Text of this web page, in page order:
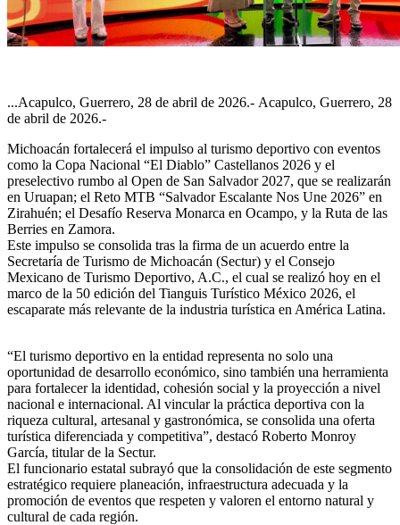
...Acapulco, Guerrero, 28 de abril de 2026.- Acapulco, Guerrero, 28
de abril de 2026.-
Michoacán fortalecerá el impulso al turismo deportivo con eventos
como la Copa Nacional “El Diablo” Castellanos 2026 y el
preselectivo rumbo al Open de San Salvador 2027, que se realizarán
en Uruapan; el Reto MTB “Salvador Escalante Nos Une 2026” en
Zirahuén; el Desafío Reserva Monarca en Ocampo, y la Ruta de las
Berries en Zamora.
Este impulso se consolida tras la firma de un acuerdo entre la
Secretaría de Turismo de Michoacán (Sectur) y el Consejo
Mexicano de Turismo Deportivo, A.C., el cual se realizó hoy en el
marco de la 50 edición del Tianguis Turístico México 2026, el
escaparate más relevante de la industria turística en América Latina.
“El turismo deportivo en la entidad representa no solo una
oportunidad de desarrollo económico, sino también una herramienta
para fortalecer la identidad, cohesión social y la proyección a nivel
nacional e internacional. Al vincular la práctica deportiva con la
riqueza cultural, artesanal y gastronómica, se consolida una oferta
turística diferenciada y competitiva”, destacó Roberto Monroy
García, titular de la Sectur.
El funcionario estatal subrayó que la consolidación de este segmento
estratégico requiere planeación, infraestructura adecuada y la
promoción de eventos que respeten y valoren el entorno natural y
cultural de cada región.